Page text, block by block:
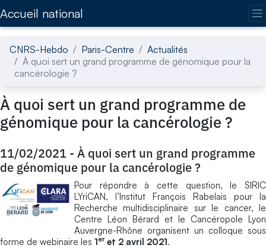
Accueil national
CNRS-Hebdo Paris-Centre
Actualités
À quoi sert un grand programme de génomique pour la
cancérologie ?
À quoi sert un grand programme de
génomique pour la cancérologie ?
11/02/2021 - À quoi sert un grand programme
de génomique pour la cancérologie ?
Pour répondre à cette question, le SIRIC
LYriCAN, l’Institut François Rabelais pour la
Recherche multidisciplinaire sur le cancer, le
Centre Léon Bérard et le Cancéropole Lyon
Auvergne-Rhône organisent un colloque sous
forme de webinaire les 1eret 2 avril 2021.